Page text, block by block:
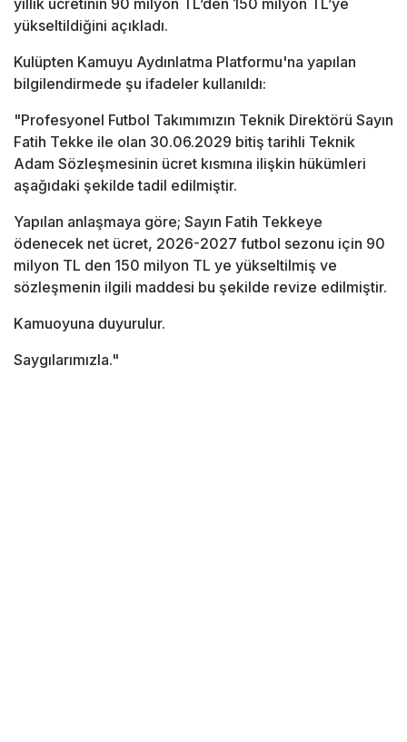
yıllık ücretinin 90 milyon TL’den 150 milyon TL’ye
yükseltildiğini açıkladı.
Kulüpten Kamuyu Aydınlatma Platformu'na yapılan
bilgilendirmede şu ifadeler kullanıldı:
"Profesyonel Futbol Takımımızın Teknik Direktörü Sayın
Fatih Tekke ile olan 30.06.2029 bitiş tarihli Teknik
Adam Sözleşmesinin ücret kısmına ilişkin hükümleri
aşağıdaki şekilde tadil edilmiştir.
Yapılan anlaşmaya göre; Sayın Fatih Tekkeye
ödenecek net ücret, 2026-2027 futbol sezonu için 90
milyon TL den 150 milyon TL ye yükseltilmiş ve
sözleşmenin ilgili maddesi bu şekilde revize edilmiştir.
Kamuoyuna duyurulur.
Saygılarımızla."